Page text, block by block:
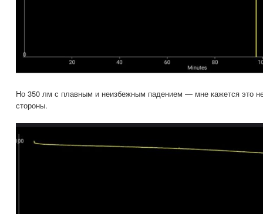
Но 350 лм с плавным и неизбежным падением — мне кажется это
стороны.